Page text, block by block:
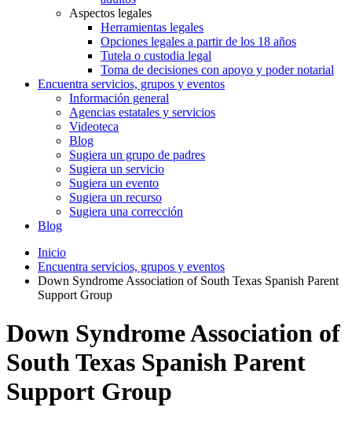
Aspectos legales
Herramientas legales
Opciones legales a partir de los 18 años
Tutela o custodia legal
Toma de decisiones con apoyo y poder notarial
Encuentra servicios, grupos y eventos
Información general
Agencias estatales y servicios
Videoteca
Blog
Sugiera un grupo de padres
Sugiera un servicio
Sugiera un evento
Sugiera un recurso
Sugiera una corrección
Blog
Inicio
Encuentra servicios, grupos y eventos
Down Syndrome Association of South Texas Spanish Parent
Support Group
Down Syndrome Association of
South Texas Spanish Parent
Support Group